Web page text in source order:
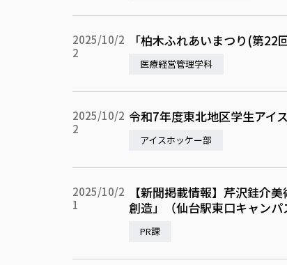
2025/10/2
2
「柏木ふれあいまつり(第
医療経営管理学科
2025/10/2
2
令和7年度東北地区学生アイ
アイスホッケー部
2025/10/2
1
【新聞掲載情報】芹沢銈
創造」（仙台駅東口キャンパ
PR課